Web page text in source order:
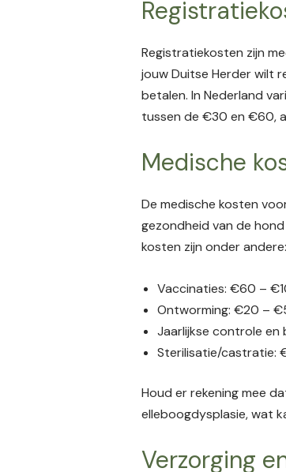
Registratiekosten zijn
jouw Duitse Herder wilt
betalen. In Nederland
tussen de €30 en €60,
Medische
De medische kosten
gezondheid van de
kosten zijn onder andere:
Vaccinaties: €60 –
Ontworming: €20 –
Jaarlijkse controle
Sterilisatie/
Houd er rekening mee
elleboogdysplasie, wat
Verzorging